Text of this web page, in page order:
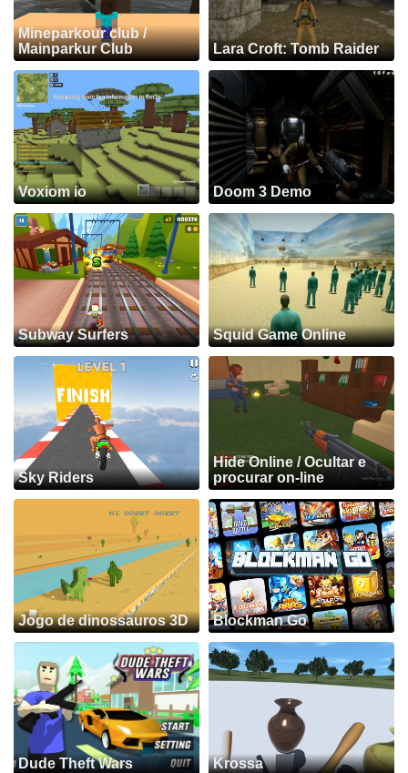
Mineparkour club /
Mainparkur Club
Lara Croft: Tomb Raider
Voxiom io Doom 3 Demo
Subway Surfers Squid Game Online
Sky Riders
Hide Online / Ocultar e
procurar on-line
Jogo de dinossauros 3D Blockman Go
Dude Theft Wars Krossa